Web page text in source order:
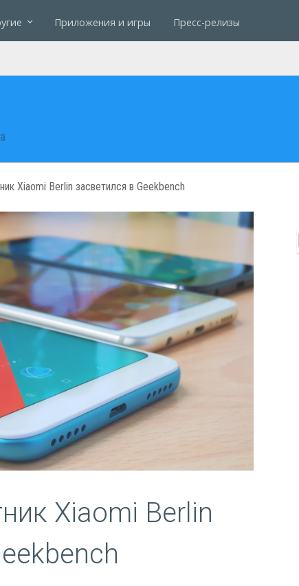
Приложения и игры Пресс-релизы
Xiaomi Berlin засветился в Geekbench
Xiaomi Berlin